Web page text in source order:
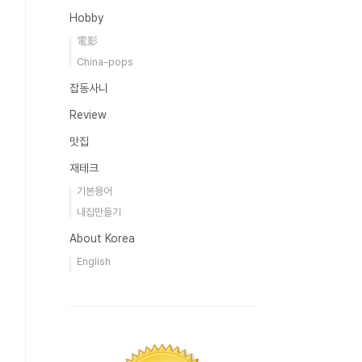
Hobby
電影
China-pops
잡동사니
Review
맛집
재테크
기본용어
내집만들기
About Korea
English